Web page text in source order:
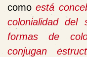
como está
colonialidad
formas de
conjugan